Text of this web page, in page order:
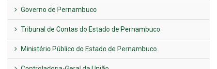
Plano Diretor – 2026
Publicado em: 14 de maio de 2026